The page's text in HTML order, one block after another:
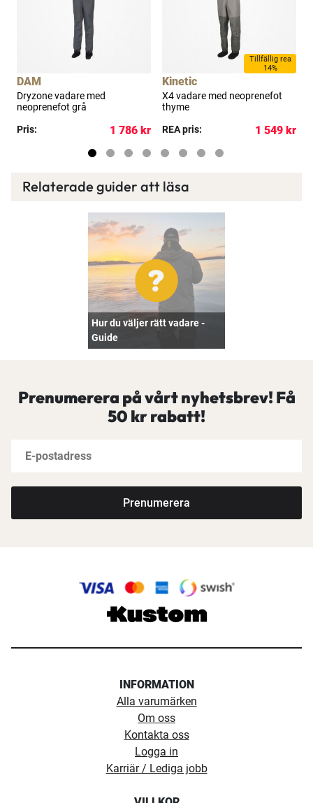
DAM
Dryzone vadare med
neoprenefot grå
Pris:
1 786 kr
Tillfällig rea
14%
Kinetic
X4 vadare med neoprenefot
thyme
REA pris:
1 549 kr
Relaterade guider att läsa
Hur du väljer rätt vadare -
Guide
Prenumerera på vårt nyhetsbrev! Få
50 kr rabatt!
Prenumerera
INFORMATION
Alla varumärken
Om oss
Kontakta oss
Logga in
Karriär / Lediga jobb